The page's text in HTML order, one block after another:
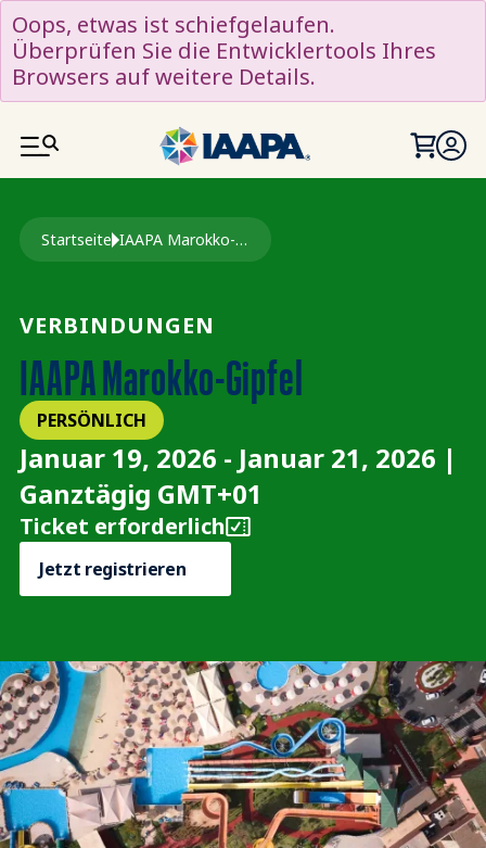
DIREKT ZUM INHALT
Oops, etwas ist schiefgelaufen.
Überprüfen Sie die Entwicklertools Ihres
Browsers auf weitere Details.
Pfadnavigation
Startseite IAAPA Marokko-Gipfel
VERBINDUNGEN
IAAPA Marokko-Gipfel
PERSÖNLICH
Januar 19, 2026 - Januar 21, 2026 |
Ganztägig GMT+01
Ticket erforderlich
Jetzt registrieren